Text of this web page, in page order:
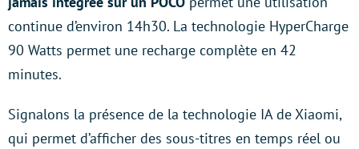
continue d’environ 14h30. La technologie HyperCharge
90 Watts permet une recharge complète en 42
minutes.
Signalons la présence de la technologie IA de Xiaomi,
qui permet d’afficher des sous-titres en temps réel ou